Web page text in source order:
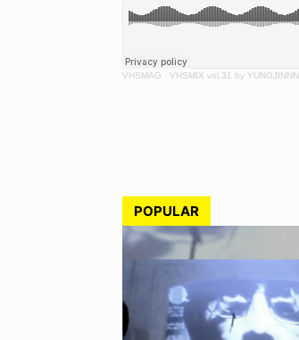
VHSMAG · VHSMIX vol.31 by YUNGJINNN
POPULAR